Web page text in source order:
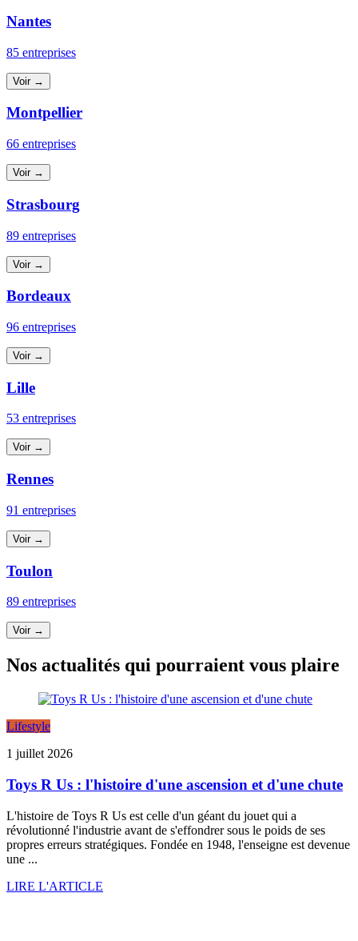
Nantes
85 entreprises
Voir →
Montpellier
66 entreprises
Voir →
Strasbourg
89 entreprises
Voir →
Bordeaux
96 entreprises
Voir →
Lille
53 entreprises
Voir →
Rennes
91 entreprises
Voir →
Toulon
89 entreprises
Voir →
Nos actualités qui pourraient vous plaire
Lifestyle
1 juillet 2026
Toys R Us : l'histoire d'une ascension et d'une chute
L'histoire de Toys R Us est celle d'un géant du jouet qui a
révolutionné l'industrie avant de s'effondrer sous le poids de ses
propres erreurs stratégiques. Fondée en 1948, l'enseigne est devenue
une ...
LIRE L'ARTICLE